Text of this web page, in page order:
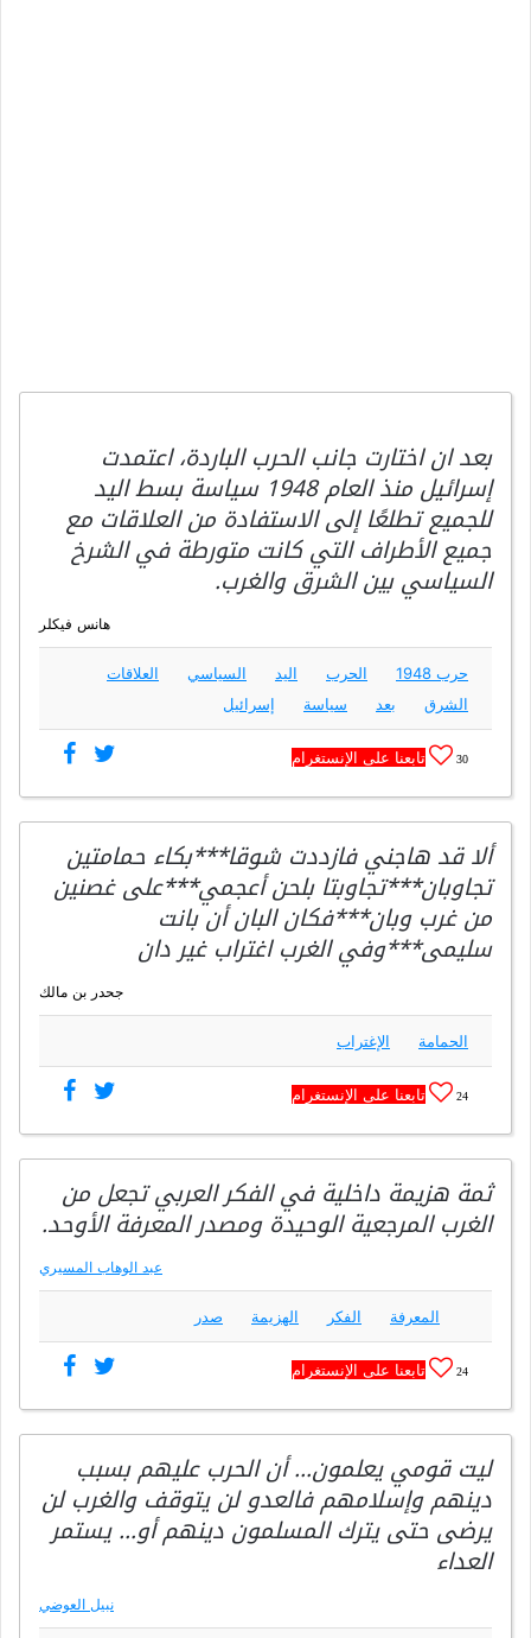
بعد ان اختارت جانب الحرب الباردة، اعتمدت
إسرائيل منذ العام 1948 سياسة بسط اليد
للجميع تطلعًا إلى الاستفادة من العلاقات مع
جميع الأطراف التي كانت متورطة في الشرخ
السياسي بين الشرق والغرب.
هانس فيكلر
حرب 1948 الحرب اليد السياسي
العلاقات
الشرق
بعد سياسة إسرائيل
30 تابعنا على الإنستغرام
ألا قد هاجني فازددت شوقا***بكاء حمامتين
تجاوبان***تجاوبتا بلحن أعجمي***على غصنين
من غرب وبان***فكان البان أن بانت
سليمى***وفي الغرب اغتراب غير دان
جحدر بن مالك
الحمامة الإغتراب
24 تابعنا على الإنستغرام
ثمة هزيمة داخلية في الفكر العربي تجعل من
الغرب المرجعية الوحيدة ومصدر المعرفة الأوحد.
عبد الوهاب المسيري
المعرفة الفكر الهزيمة صدر
24 تابعنا على الإنستغرام
ليت قومي يعلمون… أن الحرب عليهم بسبب
دينهم وإسلامهم فالعدو لن يتوقف والغرب لن
يرضى حتى يترك المسلمون دينهم أو… يستمر
العداء
نبيل العوضي